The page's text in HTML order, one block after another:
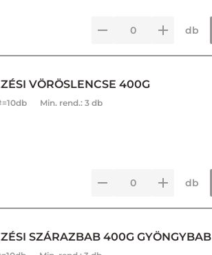
db
VÖRÖSLENCSE 400G
Min. rend.: 3 db
db
SZÁRAZBAB 400G GYÖNGYBAB